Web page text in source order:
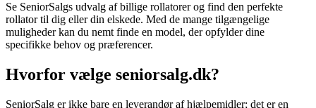
Se SeniorSalgs udvalg af billige rollatorer og find den perfekte
rollator til dig eller din elskede. Med de mange tilgængelige
muligheder kan du nemt finde en model, der opfylder dine
specifikke behov og præferencer.
Hvorfor vælge seniorsalg.dk?
SeniorSalg er ikke bare en leverandør af hjælpemidler; det er en